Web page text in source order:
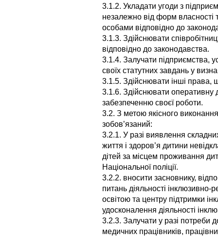
3.1.2. Укладати угоди з
незалежно від форм власності
особами відповідно до
3.1.3. Здійснювати
відповідно до законодавства.
3.1.4. Залучати підприємства,
своїх статутних завдань у
3.1.5. Здійснювати інші права,
3.1.6. Здійснювати оперативну
забезпеченню своєї роботи.
3.2. З метою якісного
зобов’язаний:
3.2.1. У разі виявлення
життя і здоров’я дитини
дітей за місцем проживання
Національної поліції.
3.2.2. вносити засновнику,
питань діяльності інклюзивно-
освітою та центру підтримки
удосконалення діяльності
3.2.3. Залучати у разі потреби
медичних працівників,